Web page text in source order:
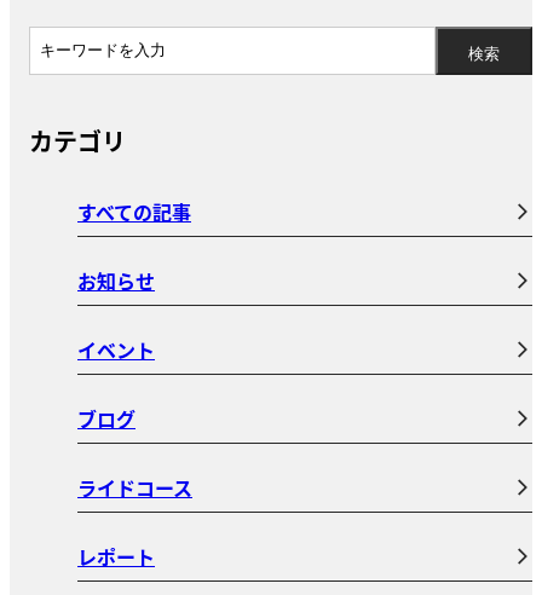
カテゴリ
すべての記事
お知らせ
イベント
ブログ
ライドコース
レポート